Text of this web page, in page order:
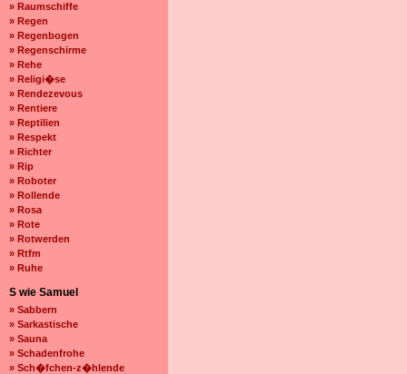
» Raumschiffe
» Regen
» Regenbogen
» Regenschirme
» Rehe
» Religi�se
» Rendezevous
» Rentiere
» Reptilien
» Respekt
» Richter
» Rip
» Roboter
» Rollende
» Rosa
» Rote
» Rotwerden
» Rtfm
» Ruhe
S wie Samuel
» Sabbern
» Sarkastische
» Sauna
» Schadenfrohe
» Sch�fchen-z�hlende